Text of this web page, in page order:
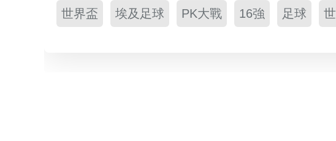
世界盃 埃及足球 PK大戰 16強 足球